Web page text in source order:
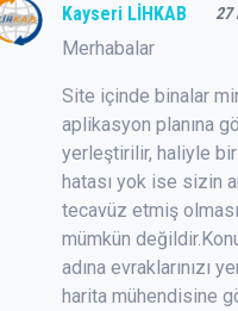
Kayseri LİHKAB 27
Merhabalar
Site içinde binalar
aplikasyon planına
yerleştirilir, haliyle
hatası yok ise sizin
tecavüz etmiş
mümkün
adına evraklarınızı
harita mühendisine